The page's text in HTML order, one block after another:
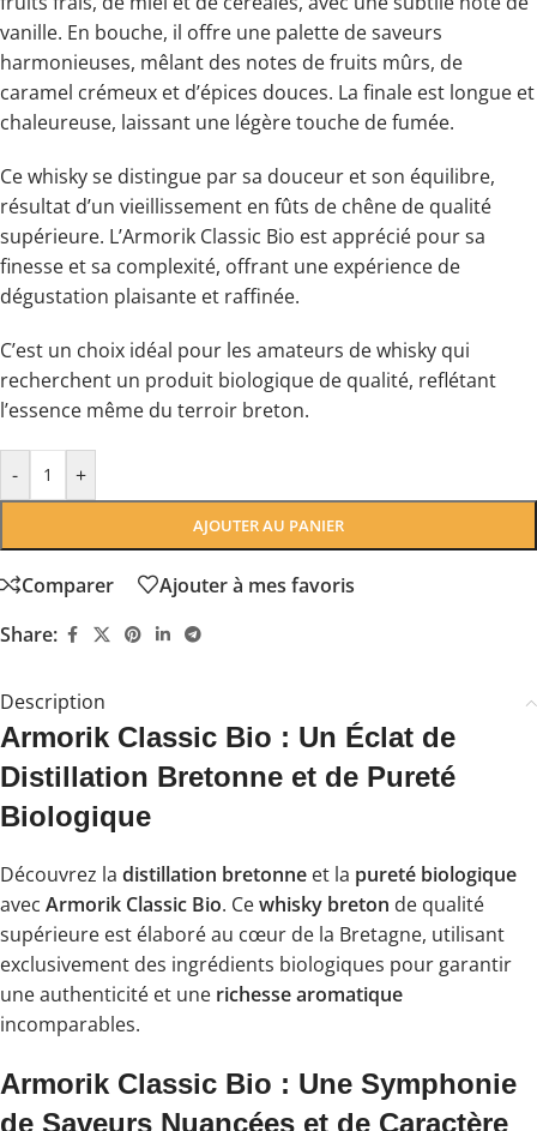
vanille. En bouche, il offre une palette de saveurs
harmonieuses, mêlant des notes de fruits mûrs, de
caramel crémeux et d’épices douces. La finale est longue et
chaleureuse, laissant une légère touche de fumée.
Ce whisky se distingue par sa douceur et son équilibre,
résultat d’un vieillissement en fûts de chêne de qualité
supérieure. L’Armorik Classic Bio est apprécié pour sa
finesse et sa complexité, offrant une expérience de
dégustation plaisante et raffinée.
C’est un choix idéal pour les amateurs de whisky qui
recherchent un produit biologique de qualité, reflétant
l’essence même du terroir breton.
- +
AJOUTER AU PANIER
Comparer
Ajouter à mes favoris
Share:
Description
Armorik Classic Bio : Un Éclat de
Distillation Bretonne et de Pureté
Biologique
Découvrez la distillation bretonne et la pureté biologique
avec Armorik Classic Bio. Cewhisky breton de qualité
supérieure est élaboré au cœur de la Bretagne, utilisant
exclusivement des ingrédients biologiques pour garantir
une authenticité et une richesse aromatique
incomparables.
Armorik Classic Bio : Une Symphonie
de Saveurs Nuancées et de Caractère